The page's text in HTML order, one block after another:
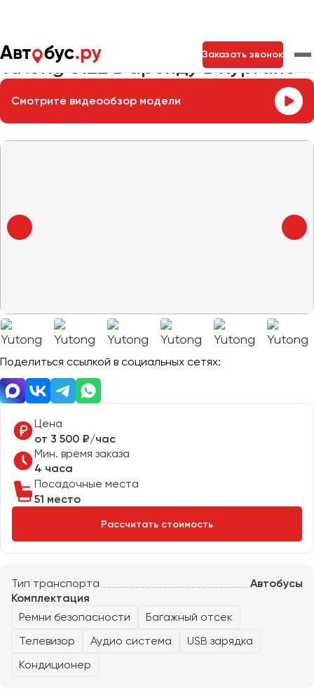
Заказать звонок
Главная Автопарк Yutong 6122
Yutong 6122 в аренду в Кургане
Смотрите видеообзор модели
Поделиться ссылкой в социальных сетях:
Цена
от 3 500 ₽/час
Мин. время заказа
4 часа
Посадочные места
51 место
Рассчитать стоимость
Тип транспорта
Автобусы
Комплектация
Ремни безопасности
Багажный отсек
Телевизор
Аудио система
USB зарядка
Кондиционер
Москва Санкт-Петербург
Великий Новгород
Владивосток
Владикавказ
Владимир
Волгоград
Волжский
Вологда
Воронеж
Донецк
Иваново
Казань
Отправить заявку
Нажимая на кнопку, вы соглашаетесь сполитикой
Отправить заявку
Нажимая на кнопку, вы соглашаетесь с
конфиденциальности